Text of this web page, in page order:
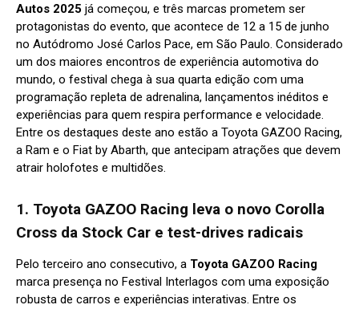
Autos 2025 já começou, e três marcas prometem ser
protagonistas do evento, que acontece de 12 a 15 de junho
no Autódromo José Carlos Pace, em São Paulo. Considerado
um dos maiores encontros de experiência automotiva do
mundo, o festival chega à sua quarta edição com uma
programação repleta de adrenalina, lançamentos inéditos e
experiências para quem respira performance e velocidade.
Entre os destaques deste ano estão a Toyota GAZOO Racing,
a Ram e o Fiat by Abarth, que antecipam atrações que devem
atrair holofotes e multidões.
1. Toyota GAZOO Racing leva o novo Corolla
Cross da Stock Car e test-drives radicais
Pelo terceiro ano consecutivo, a Toyota GAZOO Racing
marca presença no Festival Interlagos com uma exposição
robusta de carros e experiências interativas. Entre os